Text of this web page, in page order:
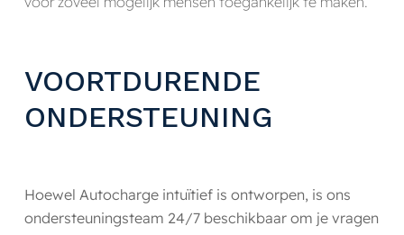
VOORTDURENDE
ONDERSTEUNING
Hoewel Autocharge intuïtief is ontworpen, is ons
ondersteuningsteam 24/7 beschikbaar om je vragen